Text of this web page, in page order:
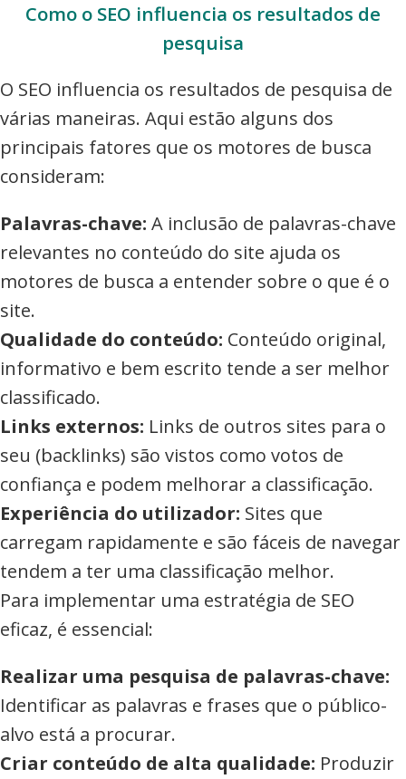
Como o SEO influencia os resultados de
pesquisa
O SEO influencia os resultados de pesquisa de
várias maneiras. Aqui estão alguns dos
principais fatores que os motores de busca
consideram:
Palavras-chave: A inclusão de palavras-chave
relevantes no conteúdo do site ajuda os
motores de busca a entender sobre o que é o
site.
Qualidade do conteúdo: Conteúdo original,
informativo e bem escrito tende a ser melhor
classificado.
Links externos: Links de outros sites para o
seu (backlinks) são vistos como votos de
confiança e podem melhorar a classificação.
Experiência do utilizador: Sites que
carregam rapidamente e são fáceis de navegar
tendem a ter uma classificação melhor.
Para implementar uma estratégia de SEO
eficaz, é essencial:
Realizar uma pesquisa de palavras-chave:
Identificar as palavras e frases que o público-
alvo está a procurar.
Criar conteúdo de alta qualidade: Produzir